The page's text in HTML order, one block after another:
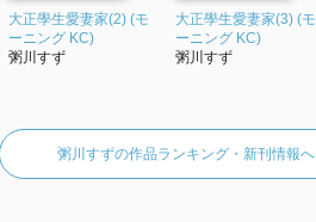
大正學生愛妻家(2) (モ
ーニング KC)
粥川すず
大正學生愛妻家(3) (モ
ーニング KC)
粥川すず
粥川すずの作品ランキング・新刊情報へ